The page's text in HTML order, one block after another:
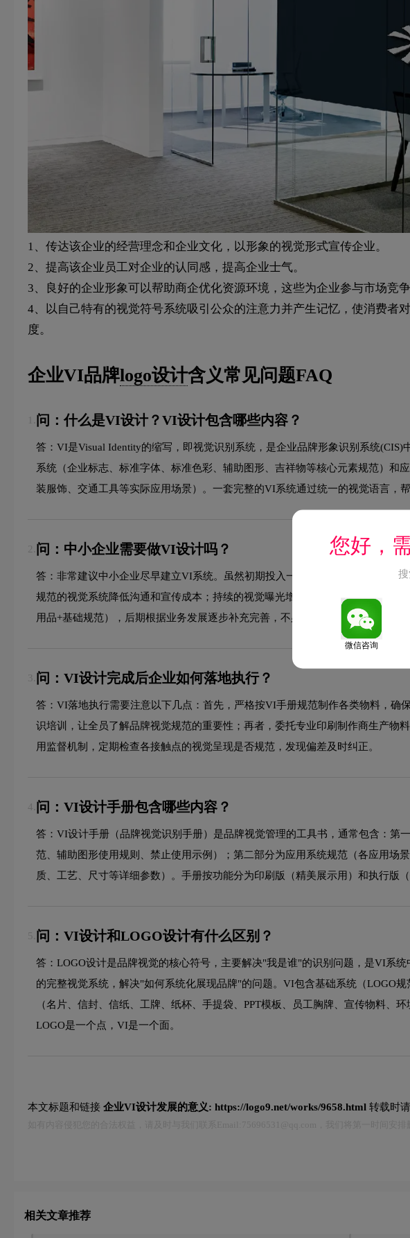
1、传达该企业的经营理念和企业文化，以形象的视觉形式宣传企业。
2、提高该企业员工对企业的认同感，提高企业士气。
3、良好的企业形象可以帮助商企优化资源环境，这些为企业参与市场竞争
4、以自己特有的视觉符号系统吸引公众的注意力并产生记忆，使消费者
度。
企业VI品牌logo设计含义常见问题FAQ
问：什么是VI设计？VI设计包含哪些内容？
答：VI是Visual Identity的缩写，即视觉识别系统，是企业品牌形象识别系统
系统（企业标志、标准字体、标准色彩、辅助图形、吉祥物等核心元素规范）和
装服饰、交通工具等实际应用场景）。一套完整的VI系统通过统一的视觉语言，
2. 问：中小企业需要做VI设计吗？
答：非常建议中小企业尽早建立VI系统。虽然初期投入一定费用，但VI设计能为
规范的视觉系统降低沟通和宣传成本；持续的视觉曝光增强品牌记忆度和辨识度
用品+基础规范），后期根据业务发展逐步补充完善，不必一步到位。
3. 问：VI设计完成后企业如何落地执行？
答：VI落地执行需要注意以下几点：首先，严格按VI手册规范制作各类物料，确
识培训，让全员了解品牌视觉规范的重要性；再者，委托专业印刷制作商生产物
用监督机制，定期检查各接触点的视觉呈现是否规范，发现偏差及时纠正。
4. 问：VI设计手册包含哪些内容？
答：VI设计手册（品牌视觉识别手册）是品牌视觉管理的工具书，通常包含：第
范、辅助图形使用规则、禁止使用示例）；第二部分为应用系统规范（各应用场
质、工艺、尺寸等详细参数）。手册按功能分为印刷版（精美展示用）和执行版
5. 问：VI设计和LOGO设计有什么区别？
答：LOGO设计是品牌视觉的核心符号，主要解决"我是谁"的识别问题，是VI系
的完整视觉系统，解决"如何系统化展现品牌"的问题。VI包含基础系统（LOGO
（名片、信封、信纸、工牌、纸杯、手提袋、PPT模板、员工胸牌、宣传物料、
LOGO是一个点，VI是一个面。
本文标题和链接 企业VI设计发展的意义: https://logo9.net/works/9658.html 转载时
相关文章推荐
您好，
微信咨询